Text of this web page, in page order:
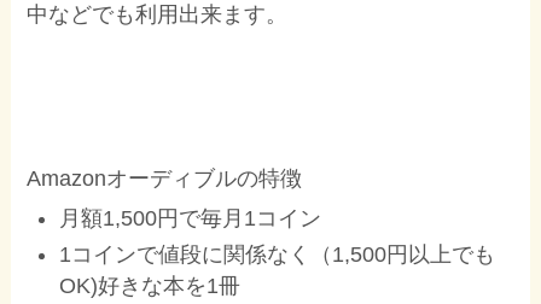
中などでも利用出来ます。
Amazonオーディブルの特徴
月額1,500円で毎月1コイン
1コインで値段に関係なく（1,500円以上でも
OK)好きな本を1冊